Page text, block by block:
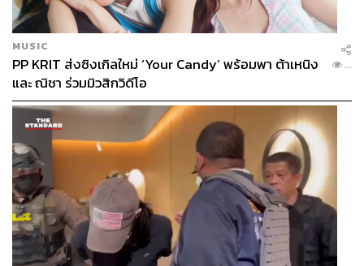
MUSIC
PP KRIT ส่งซิงเกิลใหม่ ‘Your Candy’ พร้อมพา ต้าเหนิง
และ ณิชา ร่วมมิวสิกวิดีโอ
...